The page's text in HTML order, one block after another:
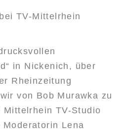
in Nickenich, über
Rheinzeitung
von Bob Murawka zu
TV-Studio
Lena